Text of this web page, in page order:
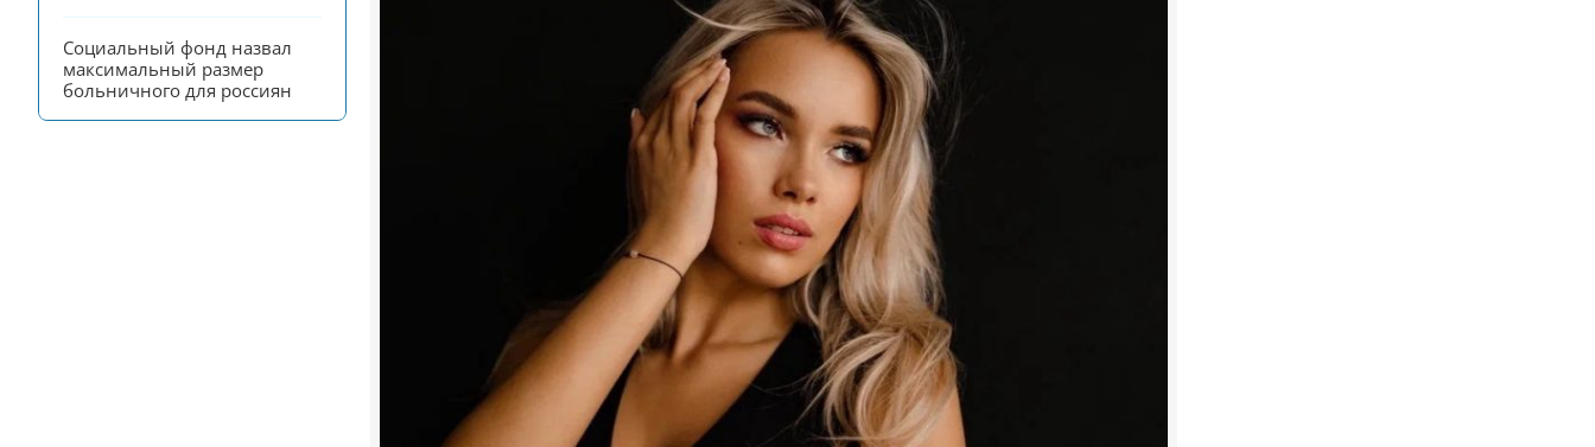
Социальный фонд назвал
максимальный размер
больничного для россиян